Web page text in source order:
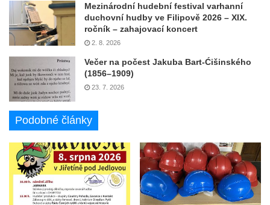
Mezinárodní hudební festival varhanní
duchovní hudby ve Filipově 2026 – XIX.
ročník – zahajovací koncert
2. 8. 2026
Večer na počest Jakuba Bart-Ćišinského
(1856–1909)
23. 7. 2026
Podobné články